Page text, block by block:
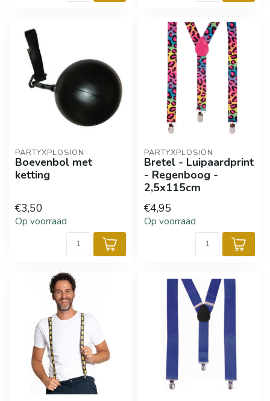
PARTYXPLOSION
Boevenbol met
ketting
€3,50
Op voorraad
PARTYXPLOSION
Bretel - Luipaardprint
- Regenboog -
2,5x115cm
€4,95
Op voorraad